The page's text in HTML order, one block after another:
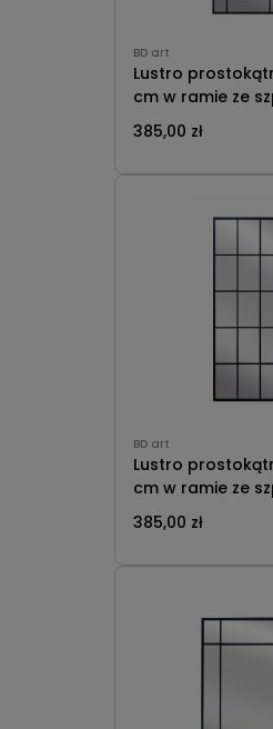
BD art
Lustro
cm w ramie ze szprosami
do salonu czarne
385,00 zł
BD art
Lustro
cm w ramie ze
do salonu czarne
385,00 zł